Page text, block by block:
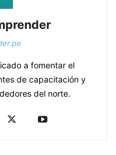
a fomentar el
de capacitación y
del norte.